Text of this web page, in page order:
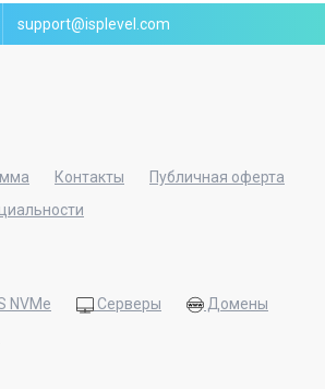
support@isplevel.com
Контакты
Публичная оферта
NVMe Серверы
Домены